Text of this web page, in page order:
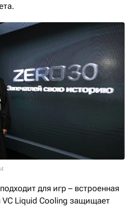
для игр – встроенная
Liquid Cooling защищает